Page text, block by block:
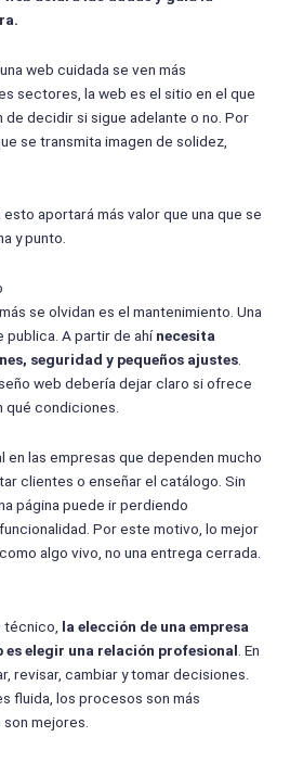
web cuidada se ven más
sectores, la web es el sitio en el que
decidir si sigue adelante o no. Por
se transmita imagen de solidez,
aportará más valor que una que se
y punto.
se olvidan es el mantenimiento. Una
publica. A partir de ahínecesita
seguridad y pequeños ajustes.
web debería dejar claro si ofrece
qué condiciones.
en las empresas que dependen mucho
clientes o enseñar el catálogo. Sin
página puede ir perdiendo
Por este motivo, lo mejor
algo vivo, no una entrega cerrada.
técnico, la elección de una empresa
es elegir una relación profesional. En
revisar, cambiar y tomar decisiones.
fluida, los procesos son más
mejores.